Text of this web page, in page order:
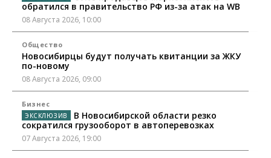
обратился в правительство РФ из-за атак на WB
08 Августа 2026, 10:00
Общество
Новосибирцы будут получать квитанции за ЖКУ
по-новому
08 Августа 2026, 09:00
Бизнес
В Новосибирской области резко
сократился грузооборот в автоперевозках
07 Августа 2026, 19:00